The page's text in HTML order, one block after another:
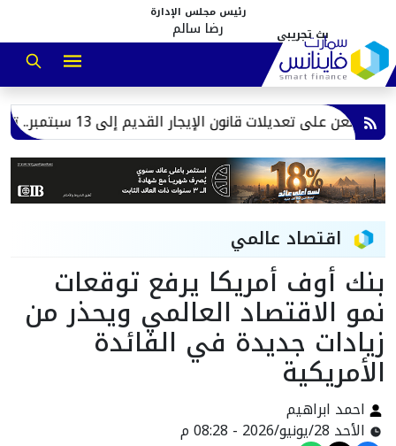
رئيس مجلس الإدارة
رضا سالم
تعديلات قانون الإيجار القديم إلى 13 سبتمبر.. تعرف على أبرز أسباب الدعوى
اقتصاد عالمي
بنك أوف أمريكا يرفع توقعات
نمو الاقتصاد العالمي ويحذر من
زيادات جديدة في الفائدة
الأمريكية
احمد ابراهيم
الأحد 28/يونيو/2026 - 08:28 م